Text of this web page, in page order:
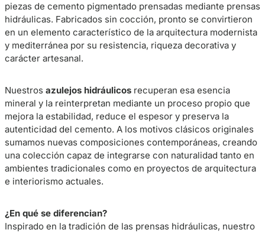
piezas de cemento pigmentado prensadas mediante prensas
hidráulicas. Fabricados sin cocción, pronto se convirtieron
en un elemento característico de la arquitectura modernista
y mediterránea por su resistencia, riqueza decorativa y
carácter artesanal.
Nuestros azulejos hidráulicos recuperan esa esencia
mineral y la reinterpretan mediante un proceso propio que
mejora la estabilidad, reduce el espesor y preserva la
autenticidad del cemento. A los motivos clásicos originales
sumamos nuevas composiciones contemporáneas, creando
una colección capaz de integrarse con naturalidad tanto en
ambientes tradicionales como en proyectos de arquitectura
e interiorismo actuales.
¿En qué se diferencian?
Inspirado en la tradición de las prensas hidráulicas, nuestro